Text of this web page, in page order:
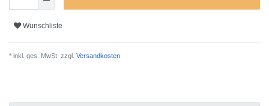
Wunschliste
* inkl. ges. MwSt. zzgl. Versandkosten